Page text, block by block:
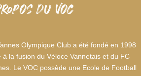
DU VOC
Olympique Club a été fondé en 1998
à la fusion du Véloce Vannetais et du FC
Le VOC possède une Ecole de Football